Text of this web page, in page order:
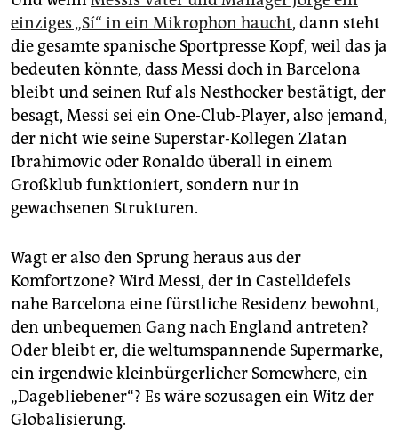
einziges „Sí“ in ein Mikrophon haucht, dann steht
die gesamte spanische Sportpresse Kopf, weil das ja
bedeuten könnte, dass Messi doch in Barcelona
bleibt und seinen Ruf als Nesthocker bestätigt, der
besagt, Messi sei ein One-Club-Player, also jemand,
der nicht wie seine Superstar-Kollegen Zlatan
Ibrahimovic oder Ronaldo überall in einem
Großklub funktioniert, sondern nur in
gewachsenen Strukturen.
Wagt er also den Sprung heraus aus der
Komfortzone? Wird Messi, der in Castelldefels
nahe Barcelona eine fürstliche Residenz bewohnt,
den unbequemen Gang nach England antreten?
Oder bleibt er, die weltumspannende Supermarke,
ein irgendwie kleinbürgerlicher Somewhere, ein
„Dagebliebener“? Es wäre sozusagen ein Witz der
Globalisierung.